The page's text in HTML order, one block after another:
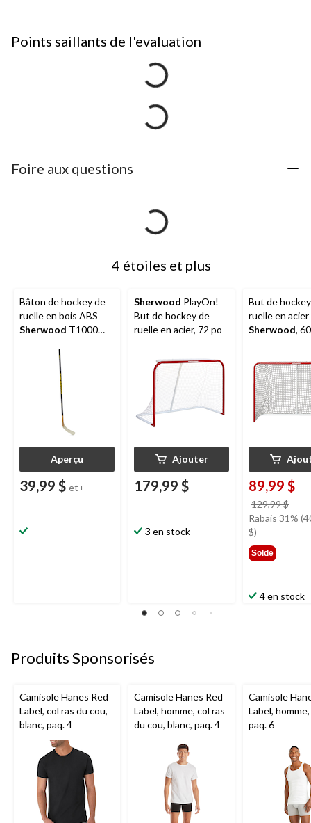
Points saillants de l'evaluation
Foire aux questions
4 étoiles et plus
Bâton de hockey de
ruelle en bois ABS
Sherwood T1000
Aperçu
39,99 $ et+
Sherwood PlayOn!
But de hockey de
ruelle en acier, 72 po
Ajouter
179,99 $
3 en stock
But de
ruelle en acier
Sherwood,
89,99 $
129,99 $
était
Rabais 31%
$)
Solde
4 en stock
Produits Sponsorisés
Camisole Hanes Red
Label, col ras du cou,
blanc, paq. 4
Camisole Hanes Red
Label, homme, col ras
du cou, blanc, paq. 4
Camisole
Label,
paq. 6